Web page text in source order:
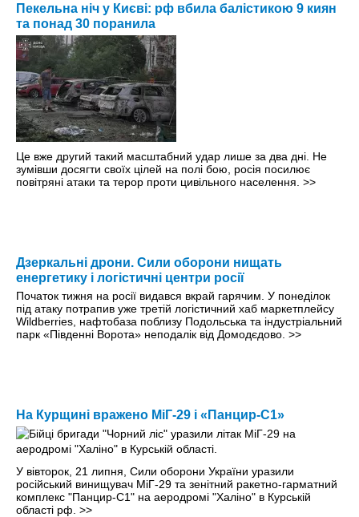
Пекельна ніч у Києві: рф вбила балістикою 9 киян
та понад 30 поранила
Це вже другий такий масштабний удар лише за два дні. Не
зумівши досягти своїх цілей на полі бою, росія посилює
повітряні атаки та терор проти цивільного населення. >>
Дзеркальні дрони. Сили оборони нищать
енергетику і логістичні центри росії
Початок тижня на росії видався вкрай гарячим. У понеділок
під атаку потрапив уже третій логістичний хаб маркетплейсу
Wildberries, нафтобаза поблизу Подольська та індустріальний
парк «Південні Ворота» неподалік від Домодєдово. >>
На Курщині вражено МіГ-29 і «Панцир-С1»
У вівторок, 21 липня, Сили оборони України уразили
російський винищувач МіГ-29 та зенітний ракетно-гарматний
комплекс "Панцир-С1" на аеродромі "Халіно" в Курській
області рф. >>